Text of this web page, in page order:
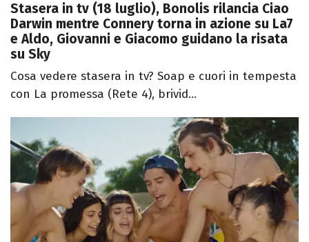
Stasera in tv (18 luglio), Bonolis rilancia Ciao
Darwin mentre Connery torna in azione su La7
e Aldo, Giovanni e Giacomo guidano la risata
su Sky
Cosa vedere stasera in tv? Soap e cuori in tempesta
con La promessa (Rete 4), brivid...